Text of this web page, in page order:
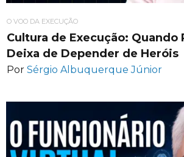
O VOO DA EXECUÇÃO
Cultura de Execução: Quando
Deixa de Depender de Heróis
Por Sérgio Albuquerque Júnior